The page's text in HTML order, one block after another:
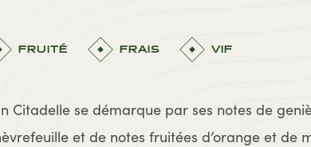
FRUITÉ FRAIS VIF
Citadelle se démarque par ses notes de
et de notes fruitées d’orange et de